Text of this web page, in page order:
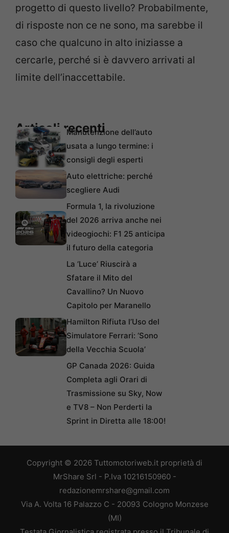
progetto di questo livello? Probabilmente,
di risposte non ce ne sono, ma sarebbe il
caso che qualcuno in alto iniziasse a
cercarle, perché si è davvero arrivati al
limite dell’inaccettabile.
Articoli recentiManutenzione dell’auto
usata a lungo termine: i
consigli degli esperti
Auto elettriche: perché
scegliere Audi
Formula 1, la rivoluzione
del 2026 arriva anche nei
videogiochi: F1 25 anticipa
il futuro della categoria
La ‘Luce’ Riuscirà a
Sfatare il Mito del
Cavallino? Un Nuovo
Capitolo per Maranello
Hamilton Rifiuta l’Uso del
Simulatore Ferrari: ‘Sono
della Vecchia Scuola’
GP Canada 2026: Guida
Completa agli Orari di
Trasmissione su Sky, Now
e TV8 – Non Perderti la
Sprint in Diretta alle 18:00!
Copyright © 2026 Tuttomotoriweb.it proprietà di
MrShare Srl - P.Iva 10216150960 -
redazionemrshare@gmail.com
Via A. Volta 16 Palazzo C - 20093 Cologno Monzese
(MI)